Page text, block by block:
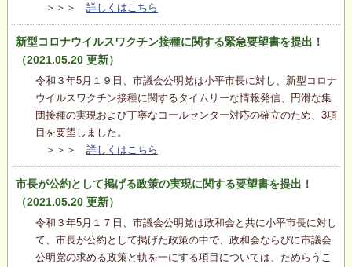
＞＞＞ 詳しくはこちら
新型コロナウイルスワクチン接種に関する緊急要望書を提出！
（2021.05.20 更新）
令和３年5月１９日、市議会公明党は小平市長に対し、新型コロナ
ウイルスワクチン接種に関するタイムリーな情報発信、円滑な集
団接種の実現および丁寧なコールセンター対応の確立のため、3項
目を要望しました。
＞＞＞ 詳しくはこちら
市長が公約として掲げる政策の実現に関する要望書を提出！
（2021.05.20 更新）
令和３年5月１７日、市議会公明党は政和会と共に小平市長に対し
て、市長が公約として掲げた政策の中で、政和会ならびに市議会
公明党の求める政策と軌を一にする項目については、ためらうこ